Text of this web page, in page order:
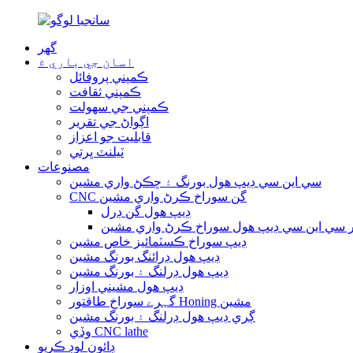
گهر
اسان جي باري ۾
ڪمپني پروفائل
ڪمپني ثقافت
ڪمپني جي سهولت
اڳواڻ جي تقرير
قابليت جو اعزاز
ٽيلنٽ ڀرتي
مصنوعات
سي اين سي ڊيپ هول بورنگ ۽ ڇڪڻ واري مشين
CNC گن سوراخ ڪرڻ واري مشين
ڊيپ هول گن ڊرل
سي اين سي ڊيپ هول سوراخ ڪرڻ واري مشين
ڊيپ سوراخ ڪسٽمائيز خاص مشين
ڊيپ هول ڊرائنگ بورنگ مشين
ڊيپ هول ڊرلنگ ۽ بورنگ مشين
ڊيپ هول مشيني اوزار
گہرے سوراخ طاقتور Honing مشين
ڳري ڊيپ هول ڊرلنگ ۽ بورنگ مشين
وڏي CNC lathe
ڊائون لوڊ ڪريو